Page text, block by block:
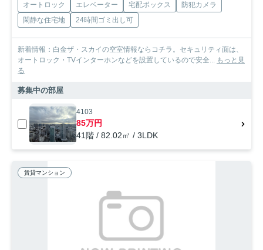
オートロック エレベーター 宅配ボックス
防犯カメラ
閑静な住宅地
24時間ゴミ出し可
新着情報：白金ザ・スカイの空室情報ならコチラ。セキュリティ面は、
オートロック・TVインターホンなどを設置しているので安全... もっと見
る
募集中の部屋
4103
85万円
41階 / 82.02㎡ / 3LDK
賃貸マンション